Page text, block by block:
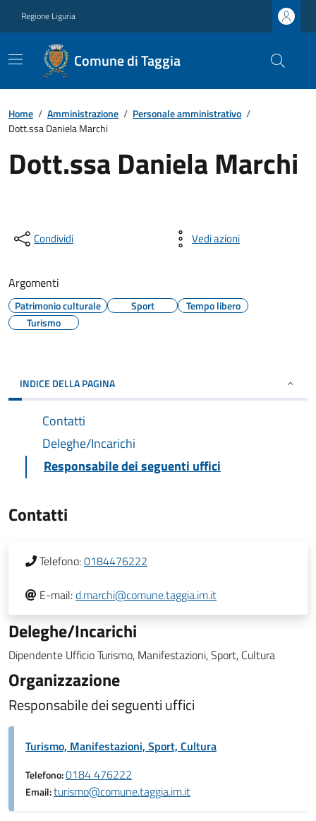
Regione Liguria
Comune di Taggia
Home / Amministrazione / Personale amministrativo /
Dott.ssa Daniela Marchi
Dott.ssa Daniela Marchi
Condividi Vedi azioni
Argomenti
Patrimonio culturale Sport
Tempo libero
Turismo
INDICE DELLA PAGINA
Contatti
Deleghe/Incarichi
Responsabile dei seguenti uffici
Contatti
Telefono:0184476222
E-mail:d.marchi@comune.taggia.im.it
Deleghe/Incarichi
Dipendente Ufficio Turismo, Manifestazioni, Sport, Cultura
Organizzazione
Responsabile dei seguenti uffici
Turismo, Manifestazioni, Sport, Cultura
Telefono:0184 476222
Email:turismo@comune.taggia.im.it